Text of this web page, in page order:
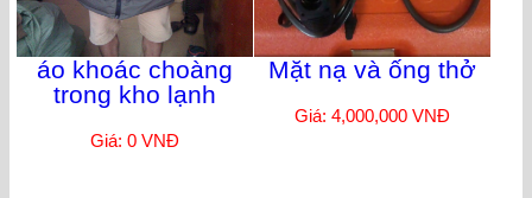
áo khoác choàng
trong kho lạnh
Giá: 0 VNĐ
Mặt nạ và ống thở
Giá: 4,000,000 VNĐ